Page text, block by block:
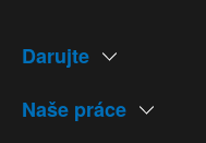
Darujte
Naše práce